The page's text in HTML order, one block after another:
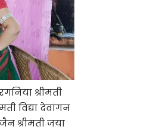
श्रीमती
विद्या देवांगन
श्रीमती जया